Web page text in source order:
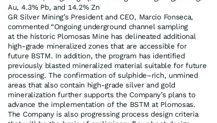
Au, 4.3% Pb, and 14.2% Zn
GR Silver Mining’s President and CEO, Marcio Fonseca,
commented “Ongoing underground channel sampling
at the historic Plomosas Mine has delineated additional
high-grade mineralized zones that are accessible for
future BSTM. In addition, the program has identified
previously blasted mineralized material suitable for future
processing. The confirmation of sulphide–rich, unmined
areas that also contain high-grade silver and gold
mineralization further supports the Company’s plans to
advance the implementation of the BSTM at Plomosas.
The Company is also progressing process design criteria